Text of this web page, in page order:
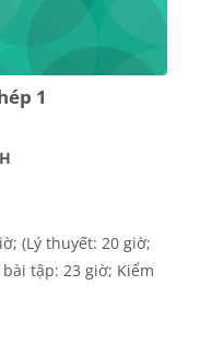
1
(Lý thuyết: 20 giờ;
tập: 23 giờ; Kiểm